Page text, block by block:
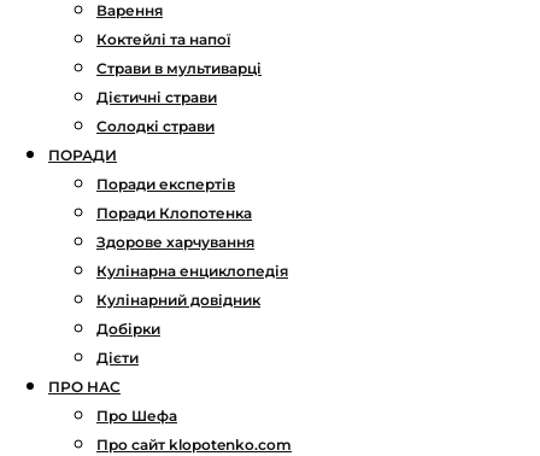
Варення
Коктейлі та напої
Страви в мультиварці
Дієтичні страви
Солодкі страви
ПОРАДИ
Поради експертів
Поради Клопотенка
Здорове харчування
Кулінарна енциклопедія
Кулінарний довідник
Добірки
Дієти
ПРО НАС
Про Шефа
Про сайт klopotenko.com